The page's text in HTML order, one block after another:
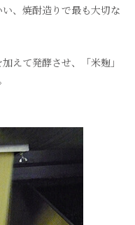
、焼酎造りで最も大切な
えて発酵させ、「米麹」